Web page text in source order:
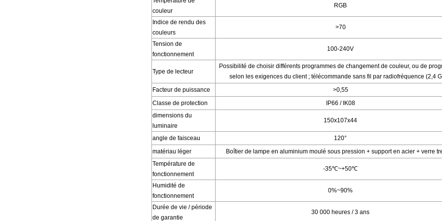
couleur
RGB
Indice de rendu des
couleurs
>70
Tension de
fonctionnement
100-240V
Type de lecteur
Possibilité de choisir différents programmes de changement de couleur, ou de
selon les exigences du client ; télécommande sans fil par radiofréquence (2,4
Facteur de puissance
>0,55
Classe de protection
IP66 / IK08
dimensions du
luminaire
150x107x44
angle de faisceau
120°
matériau léger
Boîtier de lampe en aluminium moulé sous pression + support en acier + verre
Température de
fonctionnement
-35℃~+50℃
Humidité de
fonctionnement
0%~90%
Durée de vie / période
de garantie
30 000 heures / 3 ans